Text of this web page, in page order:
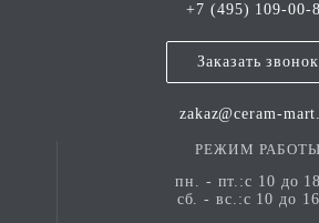
+7 (495) 109-00-
Заказать звонок
zakaz@ceram-
РЕЖИМ РАБОТЫ
пн. - пт.:с 10 до
сб. - вс.:с 10 до